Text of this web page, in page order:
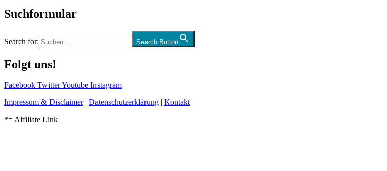
Suchformular
Search for: Search Button
Folgt uns!
Facebook TwitterYoutube Instagram
Impressum & Disclaimer| Datenschutzerklärung | Kontakt
*= Affiliate Link